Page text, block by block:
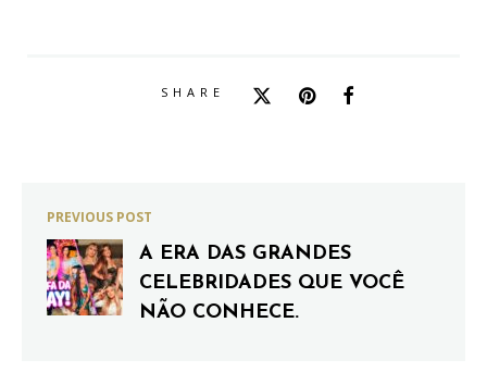
SHARE
PREVIOUS POST
A ERA DAS GRANDES
CELEBRIDADES QUE VOCÊ
NÃO CONHECE.